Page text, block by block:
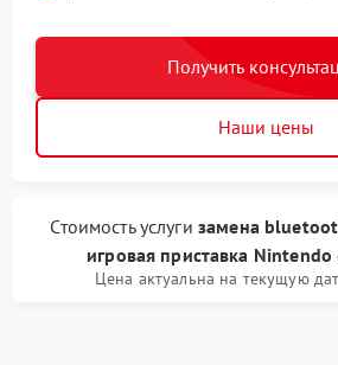
Получить
Наши цены
Стоимость услуги замена
игровая приставка Nintendo
Цена актуальна на текущую